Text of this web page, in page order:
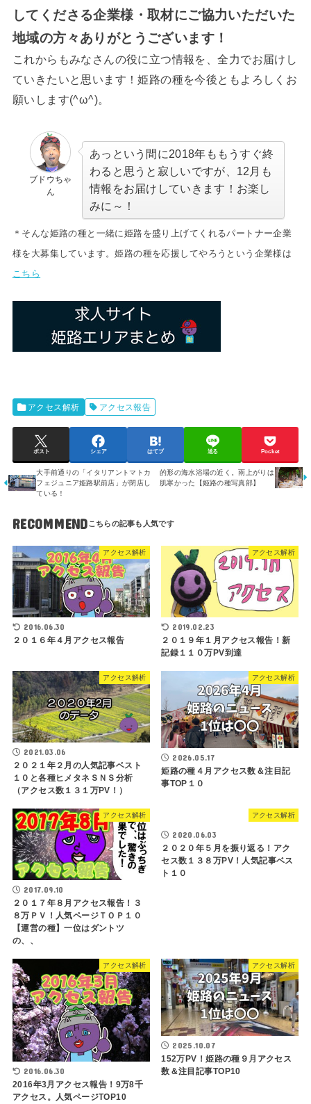
してくださる企業様・取材にご協力いただいた
地域の方々ありがとうございます！
これからもみなさんの役に立つ情報を、全力でお届けし
ていきたいと思います！姫路の種を今後ともよろしくお
願いします(^ω^)。
ブドウちゃ
ん
あっという間に2018年ももうすぐ終
わると思うと寂しいですが、12月も
情報をお届けしていきます！お楽し
みに～！
＊そんな姫路の種と一緒に姫路を盛り上げてくれるパートナー企業
様を大募集しています。姫路の種を応援してやろうという企業様は
こちら
アクセス解析 アクセス報告
ポスト シェア はてブ 送る Pocket
大手前通りの「イタリアントマトカ
フェジュニア姫路駅前店」が閉店し
ている！
的形の海水浴場の近く。雨上がりは
肌寒かった【姫路の種写真部】
RECOMMEND
アクセス解析
2016.06.30
２０１６年４月アクセス報告
アクセス解析
2019.02.23
２０１９年１月アクセス報告！新
記録１１０万PV到達
アクセス解析
2021.03.06
２０２１年２月の人気記事ベスト
１０と各種ヒメタネＳＮＳ分析
（アクセス数１３１万PV！）
アクセス解析
2026.05.17
姫路の種４月アクセス数＆注目記
事TOP１０
アクセス解析
2017.09.10
２０１７年８月アクセス報告！３
８万ＰＶ！人気ページＴＯＰ１０
【運営の種】一位はダントツ
の、、
アクセス解析
2020.06.03
２０２０年５月を振り返る！アク
セス数１３８万PV！人気記事ベス
ト１０
アクセス解析
2016.06.30
2016年3月アクセス報告！9万8千
アクセス。人気ページTOP10
アクセス解析
2025.10.07
152万PV！姫路の種９月アクセス
数＆注目記事TOP10